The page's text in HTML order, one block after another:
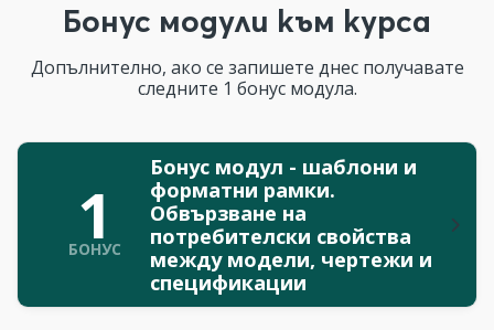
Бонус модули към курса
Допълнително, ако се запишете днес получавате
следните 1 бонус модула.
1
БОНУС
Бонус модул - шаблони и
форматни рамки.
Обвързване на
потребителски свойства
между модели, чертежи и
спецификации